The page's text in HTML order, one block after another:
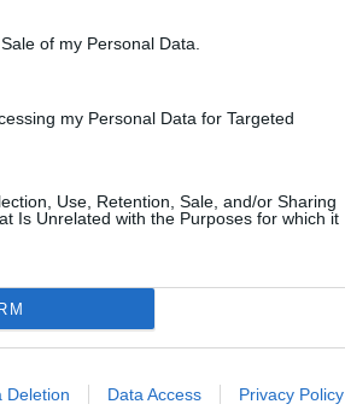
of my Personal Data.
my Personal Data for Targeted
Use, Retention, Sale, and/or Sharing
Is Unrelated with the Purposes for which it
Deletion Data Access Privacy Policy